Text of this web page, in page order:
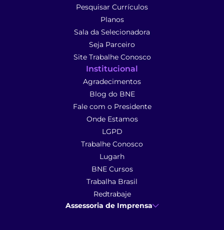
Pesquisar Currículos
Planos
Sala da Selecionadora
Seja Parceiro
Site Trabalhe Conosco
Institucional
Agradecimentos
Blog do BNE
Fale com o Presidente
Onde Estamos
LGPD
Trabalhe Conosco
Lugarh
BNE Cursos
Trabalha Brasil
Redtrabaje
Assessoria de Imprensa